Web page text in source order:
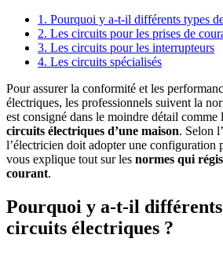
1. Pourquoi y a-t-il différents types
2. Les circuits pour les prises de
3. Les circuits pour les interrupteurs
4. Les circuits spécialisés
Pour assurer la conformité et les
électriques, les professionnels suivent la
est consigné dans le moindre détail comme
circuits électriques d’une maison. Selon
l’électricien doit adopter une
vous explique tout sur les normes qui
courant.
Pourquoi y a-t-il différents
circuits électriques ?